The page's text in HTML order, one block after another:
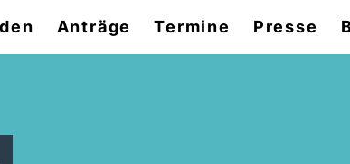
Anträge Termine Presse